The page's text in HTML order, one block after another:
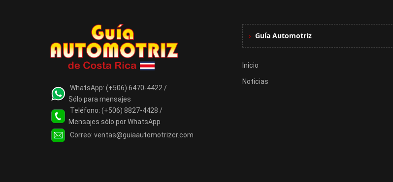
WhatsApp: (+506) 6470-4422 /
Sólo para mensajes
Teléfono: (+506) 8827-4428 /
Mensajes sólo por WhatsApp
Correo: ventas@guiaautomotrizcr.com
Guía Automotriz
Inicio
Noticias